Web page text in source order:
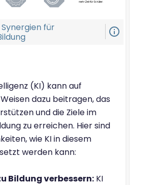
Synergien für
info_outline
(KI) kann auf
dazu beitragen, das
und die Ziele im
zu erreichen. Hier sind
wie KI in diesem
werden kann:
Bildung verbessern: KI